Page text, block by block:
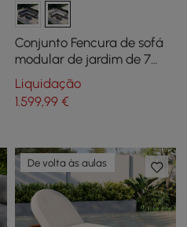
Conjunto Fencura de sofá
modular de jardim de 7
peças em alumínio e corda
tecida em cinzento claro
Liquidação
1.599,99€
De volta às aulas